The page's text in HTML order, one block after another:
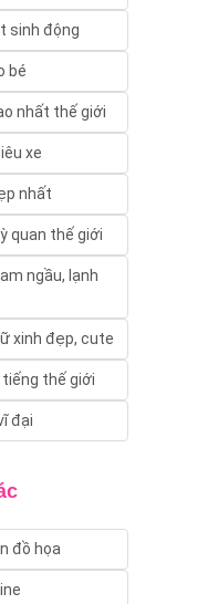
sinh động
bé
nhất thế giới
xe
nhất
quan thế giới
ngầu, lạnh
xinh đẹp, cute
tiếng thế giới
đại
đồ họa